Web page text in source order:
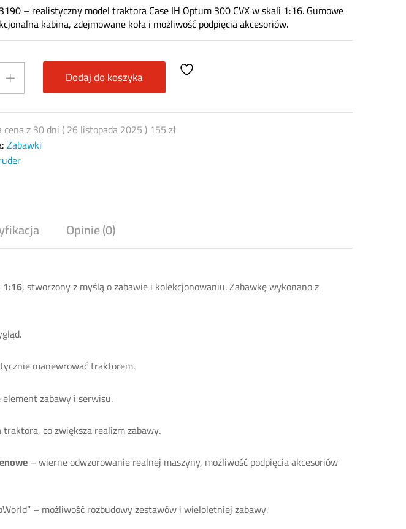
– realistyczny model traktora Case IH Optum 300 CVX w skali 1:16. Gumowe
kabina, zdejmowane koła i możliwość podpięcia akcesoriów.
Dodaj do koszyka
cena z 30 dni (26 listopada 2025) 155zł
Zabawki
Opinie (0)
1:16, stworzony z myślą o zabawie i kolekcjonowaniu. Zabawkę wykonano z
manewrować traktorem.
zabawy i serwisu.
co zwiększa realizm zabawy.
– wierne odwzorowanie realnej maszyny, możliwość podpięcia akcesoriów
– możliwość rozbudowy zestawów i wieloletniej zabawy.